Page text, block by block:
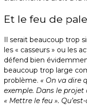
Et le feu de
Il serait beaucoup trop
les « casseurs » ou les
défend bien
beaucoup trop large
problème. « On va dire
exemple. Dans le projet
« Mettre le feu ».